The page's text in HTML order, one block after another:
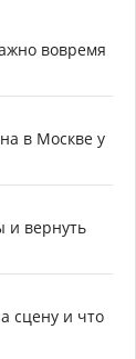
вовремя
в Москве у
и вернуть
сцену и что